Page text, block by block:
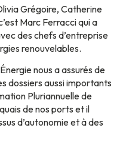
Grégoire, Catherine
Marc Ferracci qui a
des chefs d’entreprise
renouvelables.
nous a assurés de
dossiers aussi importants
Pluriannuelle de
de nos ports et il
d’autonomie et à des